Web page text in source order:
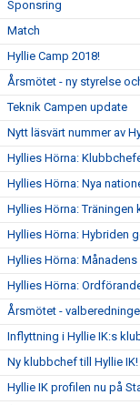
Sponsring
Match
Hyllie Camp 2018!
Årsmötet - ny styrelse
Teknik Campen update
Nytt läsvärt nummer av
Hyllies Hörna:
Hyllies Hörna: Nya
Hyllies Hörna:
Hyllies Hörna: Hybriden
Hyllies Hörna: Månadens
Hyllies Hörna:
Årsmötet -
Inflyttning i Hyllie IK:s
Ny klubbchef till Hyllie IK!
Hyllie IK profilen nu på